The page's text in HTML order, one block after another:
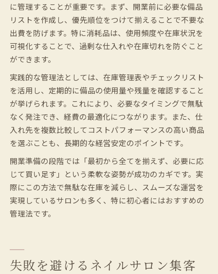
に管理することが重要です。まず、開業前に必要な備品
リストを作成し、優先順位をつけて揃えることで不要な
出費を防げます。特に消耗品は、使用頻度や在庫状況を
可視化することで、過剰な仕入れや在庫切れを防ぐこと
ができます。
実践的な管理法としては、在庫管理表やチェックリスト
を活用し、定期的に備品の使用量や残量を確認すること
が挙げられます。これにより、必要なタイミングで無駄
なく発注でき、経費の最適化につながります。また、仕
入れ先を複数比較してコストパフォーマンスの高い商品
を選ぶことも、長期的な経営安定のポイントです。
開業準備の段階では「最初から全てを揃えず、必要に応
じて買い足す」という柔軟な姿勢が成功のカギです。実
際にこの方法で無駄な在庫を減らし、スムーズな運営を
実現しているサロンも多く、特に初心者にはおすすめの
管理法です。
失敗を避けるネイルサロン集客